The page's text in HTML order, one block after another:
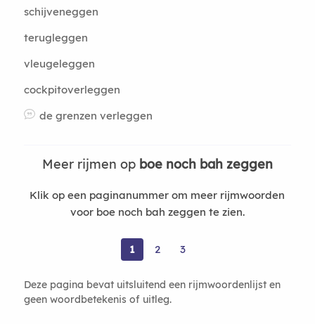
schijveneggen
terugleggen
vleugeleggen
cockpitoverleggen
de grenzen verleggen
Meer rijmen op boe noch bah zeggen
Klik op een paginanummer om meer rijmwoorden
voor boe noch bah zeggen te zien.
1 2 3
Deze pagina bevat uitsluitend een rijmwoordenlijst en
geen woordbetekenis of uitleg.